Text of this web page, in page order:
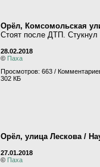
Орёл, Комсомольская
Стоят после ДТП.
28.02.2018
© Паха
Просмотров: 663 /
302 КБ
Орёл, улица Лескова /
27.01.2018
© Паха